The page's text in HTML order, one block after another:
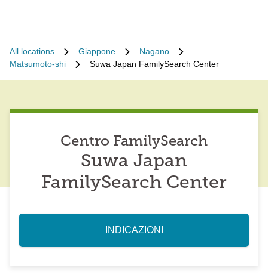
All locations Giappone
Nagano
Matsumoto-shi
Suwa Japan FamilySearch Center
Centro FamilySearch
Suwa Japan
FamilySearch Center
INDICAZIONI